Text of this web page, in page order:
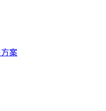
案